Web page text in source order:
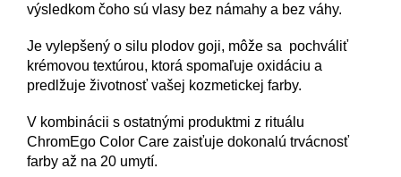
výsledkom čoho sú vlasy bez námahy a bez váhy.
Je vylepšený o silu plodov goji, môže sa pochváliť
krémovou textúrou, ktorá spomaľuje oxidáciu a
predlžuje životnosť vašej kozmetickej farby.
V kombinácii s ostatnými produktmi z rituálu
ChromEgo Color Care zaisťuje dokonalú trvácnosť
farby až na 20 umytí.